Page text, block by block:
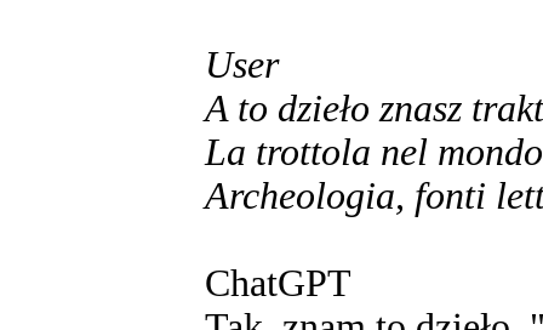
User
A to dzieło znasz
La trottola nel
Archeologia, fonti
ChatGPT